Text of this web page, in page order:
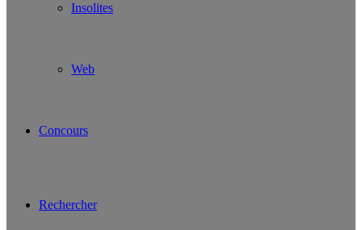
Insolites
Web
Concours
Rechercher